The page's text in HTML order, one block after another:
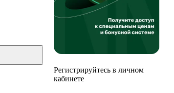
Регистрируйтесь в личном
кабинете